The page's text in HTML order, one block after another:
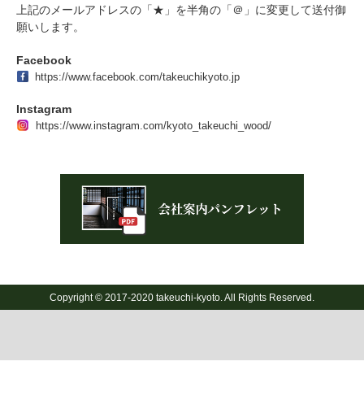
上記のメールアドレスの「★」を半角の「＠」に変更して送付御
願いします。
Facebook
https://www.facebook.com/takeuchikyoto.jp
Instagram
https://www.instagram.com/kyoto_takeuchi_wood/
Copyright © 2017-2020 takeuchi-kyoto. All Rights Reserved.